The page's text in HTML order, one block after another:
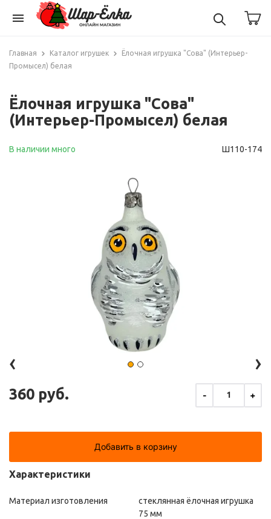
menu
Главная Каталог игрушек
Ёлочная игрушка "Сова" (Интерьер-
Промысел) белая
Ёлочная игрушка "Сова"
(Интерьер-Промысел) белая
В наличии много Ш110-174
‹ ›
360 руб. - 1 +
Добавить в корзину
Характеристики
Материал изготовления
стеклянная ёлочная игрушка
75 мм